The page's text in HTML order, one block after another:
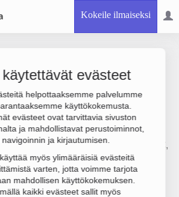
Kokeile ilmaiseksi
käytettävät evästeet
helpottaaksemme palvelumme
käyttökokemusta.
evästeet ovat tarvittavia sivuston
ja mahdollistavat perustoiminnot,
ja kirjautumisen.
myös ylimääräisiä evästeitä
varten, jotta voimme tarjota
mahdollisen käyttökokemuksen.
kaikki evästeet sallit myös
Monitoimitilit Oy
Oy liikevaihto on 217 000 €,
3. Sen päätoimiala on
ja veroneuvonta, perustamisvuosi
Yrityksen yhtiömuoto Osakeyhtiö